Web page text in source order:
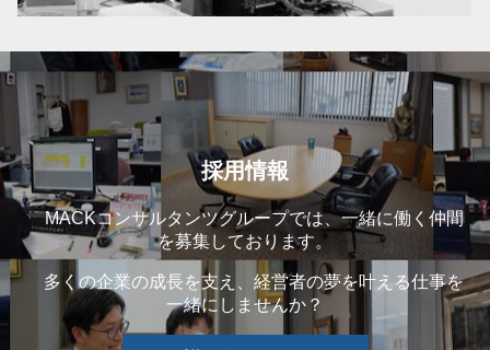
採用情報
MACKコンサルタンツグループでは、一緒に働く仲間
を募集しております。
多くの企業の成長を支え、経営者の夢を叶える仕事を
一緒にしませんか？